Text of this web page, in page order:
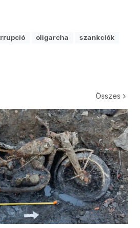
oligarcha
szankciók
Összes